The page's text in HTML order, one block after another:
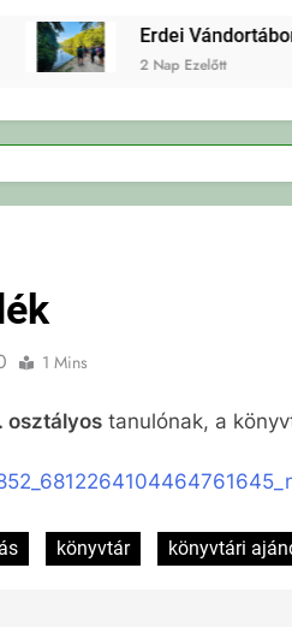
Erdei
2 Nap Ezelőtt
1 Mins
osztályos tanulónak, a
könyvtár könyvtári